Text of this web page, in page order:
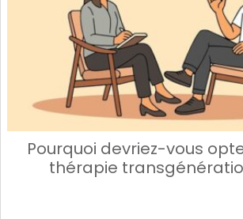
Pourquoi devriez-vous
thérapie